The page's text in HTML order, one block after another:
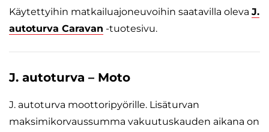
Käytettyihin matkailuajoneuvoihin saatavilla oleva J.
autoturva Caravan -tuotesivu.
J. autoturva – Moto
J. autoturva moottoripyörille. Lisäturvan
maksimikorvaussumma vakuutuskauden aikana on